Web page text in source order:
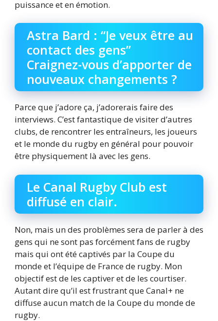
puissance et en émotion.
Astra Bard : “Je veux être au
contact des gens”
Craignez-vous d’apporter de
nouveaux changements ?
Parce que j’adore ça, j’adorerais faire des
interviews. C’est fantastique de visiter d’autres
clubs, de rencontrer les entraîneurs, les joueurs
et le monde du rugby en général pour pouvoir
être physiquement là avec les gens.
Le Canal Rugby Club est
diffusé en clair.
Non, mais un des problèmes sera de parler à des
gens qui ne sont pas forcément fans de rugby
mais qui ont été captivés par la Coupe du
monde et l’équipe de France de rugby. Mon
objectif est de les captiver et de les courtiser.
Autant dire qu’il est frustrant que Canal+ ne
diffuse aucun match de la Coupe du monde de
rugby.